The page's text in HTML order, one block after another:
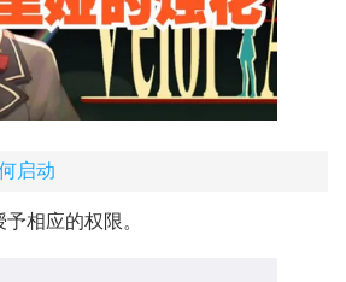
启动
相应的权限。